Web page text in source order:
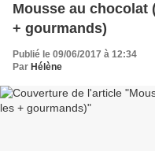
Mousse au chocolat
+ gourmands)
Publié le 09/06/2017 à 12:34
Par Hélène